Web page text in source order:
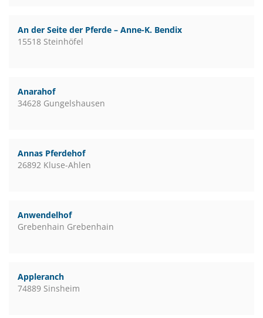
An der Seite der Pferde – Anne-K. Bendix
15518 Steinhöfel
Anarahof
34628 Gungelshausen
Annas Pferdehof
26892 Kluse-Ahlen
Anwendelhof
Grebenhain Grebenhain
Appleranch
74889 Sinsheim